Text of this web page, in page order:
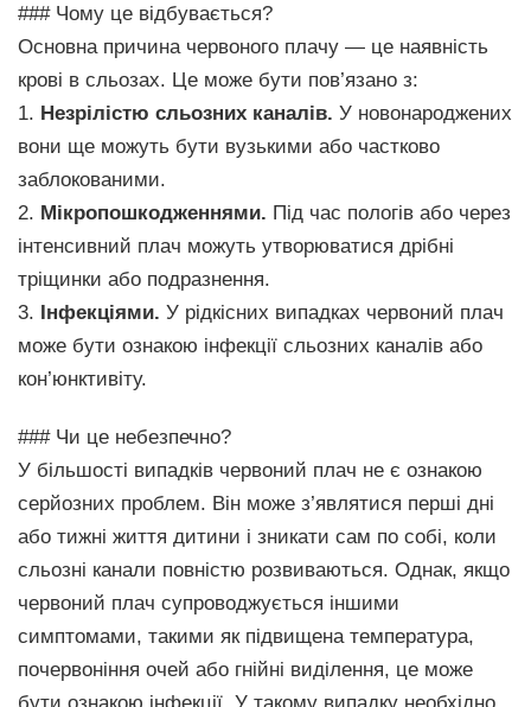
### Чому це відбувається?
Основна причина червоного плачу — це наявність
крові в сльозах. Це може бути пов’язано з:
1. Незрілістю сльозних каналів. У новонароджених
вони ще можуть бути вузькими або частково
заблокованими.
2. Мікропошкодженнями. Під час пологів або через
інтенсивний плач можуть утворюватися дрібні
тріщинки або подразнення.
3. Інфекціями. У рідкісних випадках червоний плач
може бути ознакою інфекції сльозних каналів або
кон’юнктивіту.
### Чи це небезпечно?
У більшості випадків червоний плач не є ознакою
серйозних проблем. Він може з’являтися перші дні
або тижні життя дитини і зникати сам по собі, коли
сльозні канали повністю розвиваються. Однак, якщо
червоний плач супроводжується іншими
симптомами, такими як підвищена температура,
почервоніння очей або гнійні виділення, це може